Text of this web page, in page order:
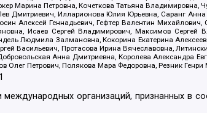
Марина Петровна, Кочеткова Татьяна Владимировна,
Дмитриевич, Илларионова Юлия Юрьевна, Саранг
Алексей Геннадьевич, Гефтер Валентин
Исаев Сергей Владимирович, Максимов Сергей
Людмила Залмановна, Кокорина Екатерина
Васильевич, Протасова Ирина Вячеславовна,
Анна Дмитриевна, Королева Александра
Петрович, Полякова Мара Федоровна, Резник Генри
организаций, признанных в